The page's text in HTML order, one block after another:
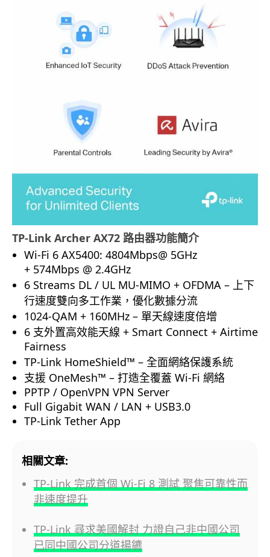
TP-Link Archer AX72 路由器功能簡介
Wi-Fi 6 AX5400: 4804Mbps@ 5GHz
+ 574Mbps @ 2.4GHz
6 Streams DL / UL MU-MIMO + OFDMA – 上下
行速度雙向多工作業，優化數據分流
1024-QAM + 160MHz – 單天線速度倍增
6 支外置高效能天線 + Smart Connect + Airtime
Fairness
TP-Link HomeShield™ – 全面網絡保護系統
支援 OneMesh™ – 打造全覆蓋 Wi-Fi 網絡
PPTP / OpenVPN VPN Server
Full Gigabit WAN / LAN + USB3.0
TP-Link Tether App
相關文章:
TP-Link 完成首個 Wi-Fi 8 測試 聚焦可靠性而
非速度提升
TP-Link 尋求美國解封 力證自己非中國公司
已同中國公司分道揚鑣